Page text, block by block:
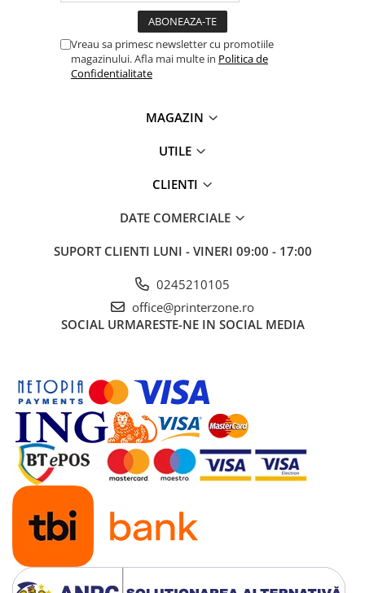
Filament imprimanta 3D
Ultrabookuri
Laptop-uri 2 in 1
Accesorii laptop
Mini PC AI
Piese si accesorii
Accesorii Printing
Ribbon
Desktop PC
PC Office
Vreau sa primesc newsletter cu promotiile
magazinului. Afla mai multe in Politica de
Confidentialitate
MAGAZIN
UTILE
CLIENTI
DATE COMERCIALE
SUPORT CLIENTI LUNI - VINERI 09:00 - 17:00
0245210105
office@printerzone.ro
SOCIAL URMARESTE-NE IN SOCIAL MEDIA